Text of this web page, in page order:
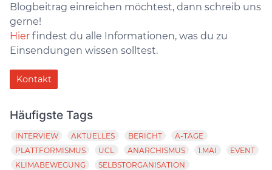
Blogbeitrag einreichen möchtest, dann schreib uns
gerne!
Hier findest du alle Informationen, was du zu
Einsendungen wissen solltest.
Kontakt
Häufigste Tags
INTERVIEW AKTUELLES BERICHT
A-TAGE
PLATTFORMISMUS
UCL ANARCHISMUS 1.MAI
EVENT
KLIMABEWEGUNG
SELBSTORGANISATION